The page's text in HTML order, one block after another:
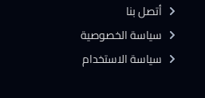
أتصل بنا
سياسة الخصوصية
سياسة الاستخدام